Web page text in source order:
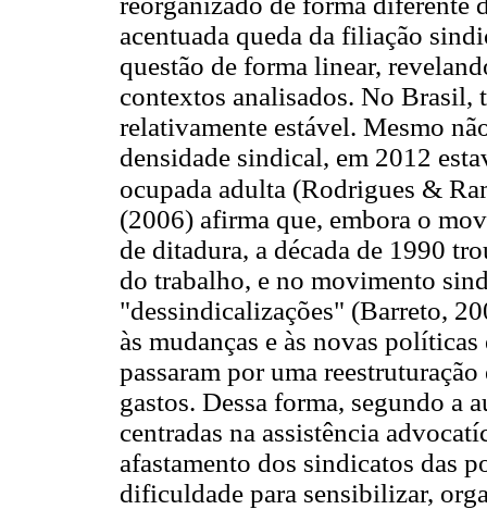
acentuada queda da filiação
questão de forma linear,
contextos analisados. No Brasil,
relativamente estável. Mesmo
densidade sindical, em 2012
ocupada adulta (Rodrigues &
(2006) afirma que, embora o
de ditadura, a década de 1990
do trabalho, e no movimento
"dessindicalizações" (Barreto,
às mudanças e às novas
passaram por uma
gastos. Dessa forma, segundo a
centradas na assistência
afastamento dos sindicatos das
dificuldade para sensibilizar,